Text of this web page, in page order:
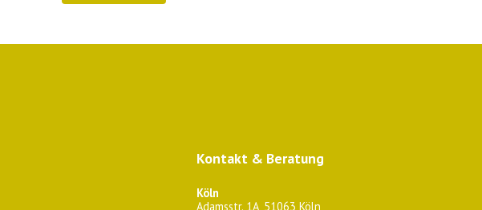
Kontakt & Beratung
Köln
Adamsstr. 1A, 51063 Köln